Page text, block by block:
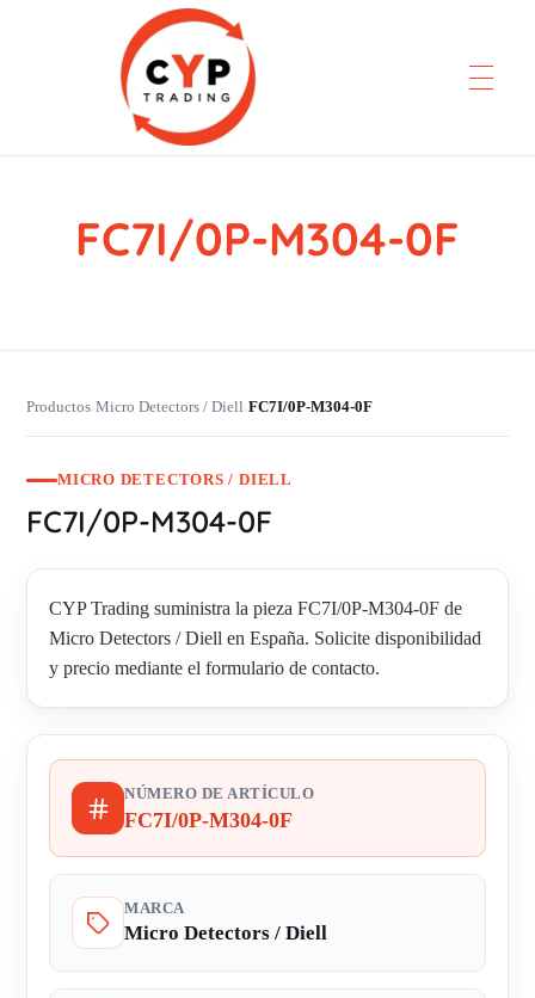
CYP Trading
Professionelle Ersatzteilbeschaffung
FC7I/0P-M304-0F
Productos›Micro Detectors / Diell›FC7I/0P-M304-0F
MICRO DETECTORS / DIELL
FC7I/0P-M304-0F
CYP Trading suministra la pieza FC7I/0P-M304-0F de
Micro Detectors / Diell en España. Solicite disponibilidad
y precio mediante el formulario de contacto.
NÚMERO DE ARTÍCULO
FC7I/0P-M304-0F
MARCA
Micro Detectors / Diell